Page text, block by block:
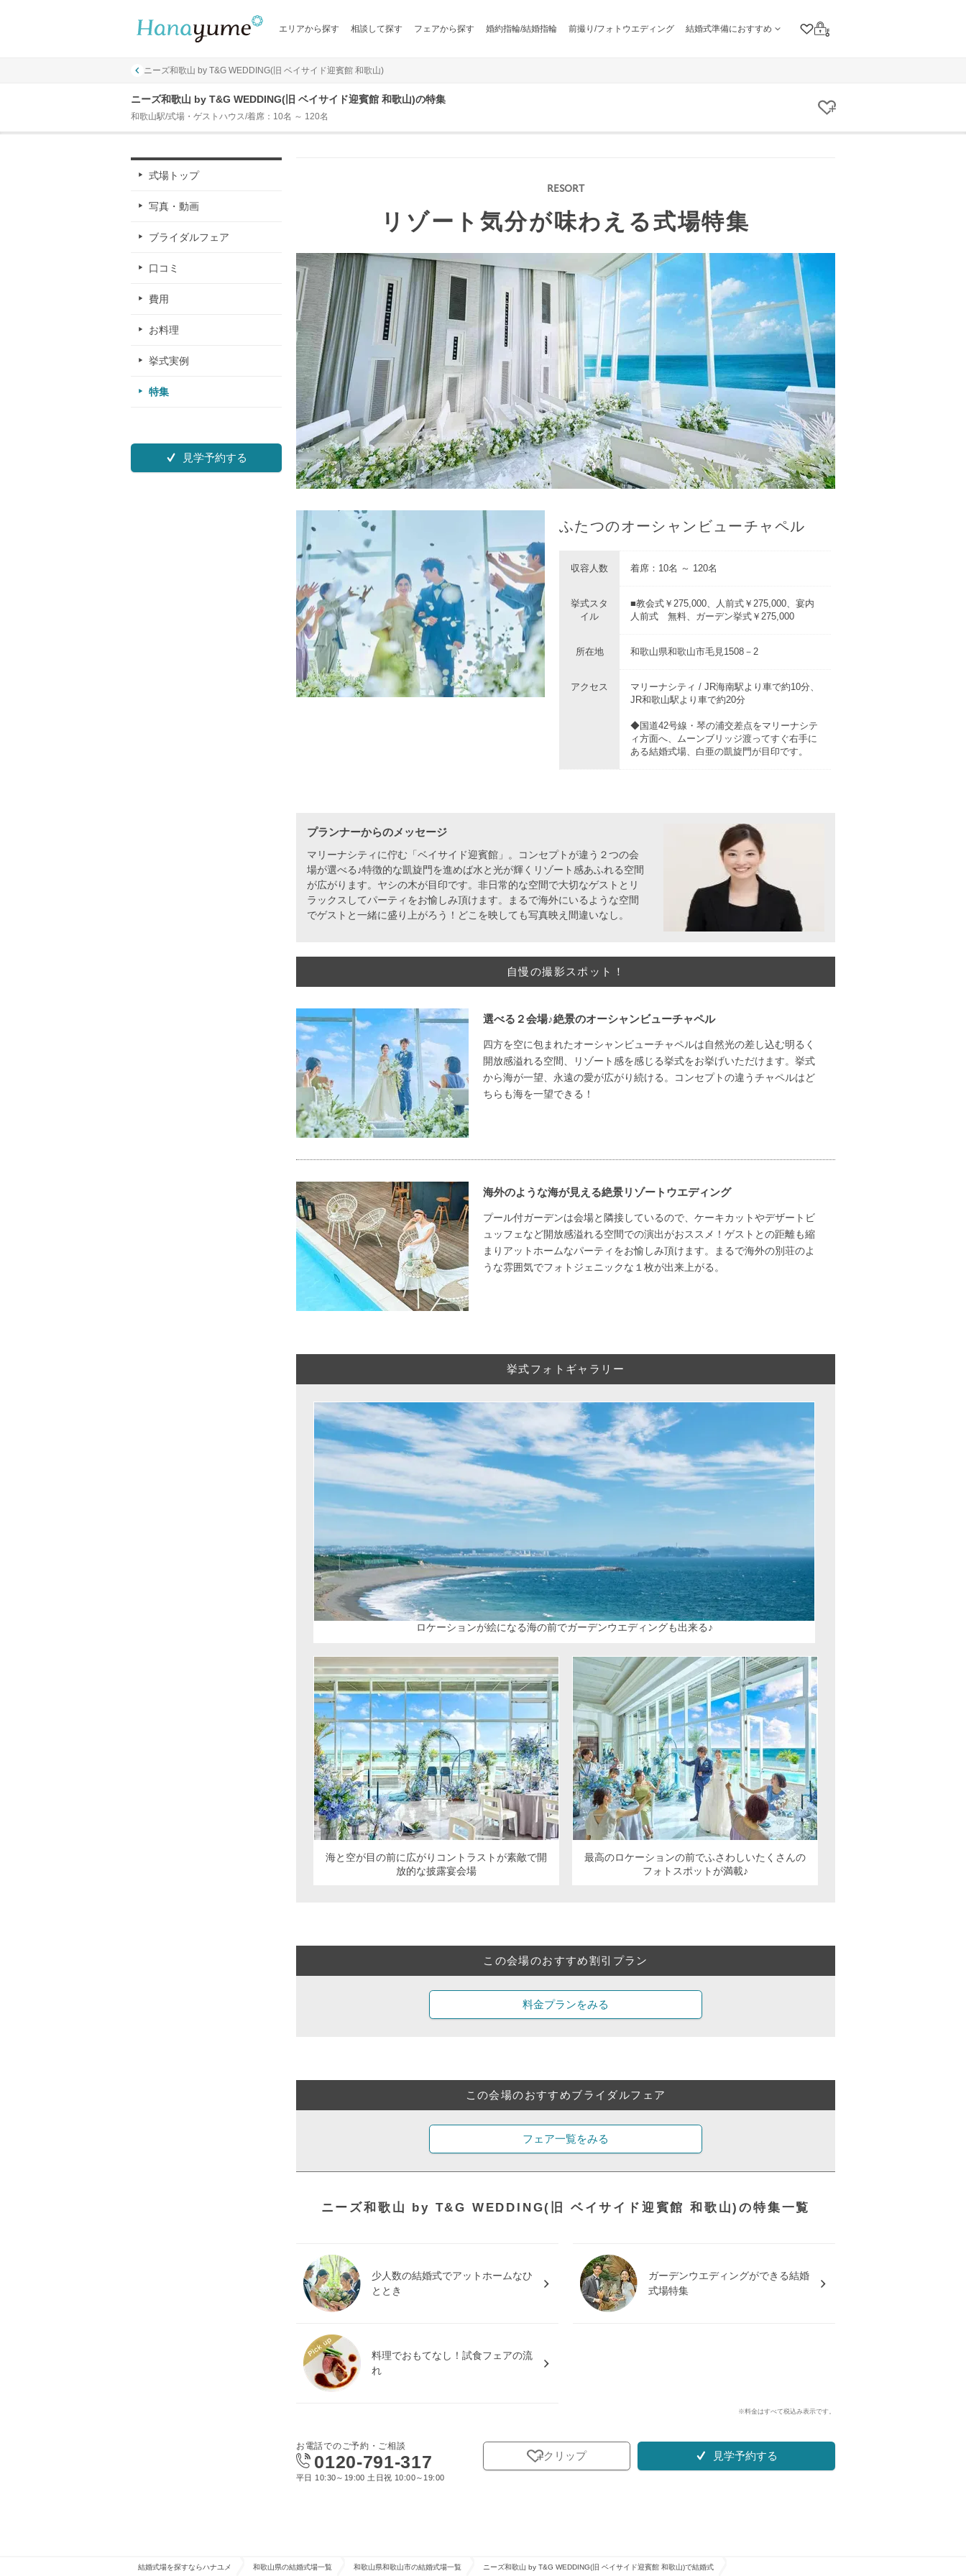
エリアから探す 相談して探す フェアから探す 婚約指輪/結婚指輪 前撮り/フォトウエディング 結婚式準備におすすめ
クリップリスト
ログイン
ニーズ和歌山 by T&G WEDDING(旧 ベイサイド迎賓館 和歌山)
ニーズ和歌山 by T&G WEDDING(旧 ベイサイド迎賓館 和歌山)の特集
和歌山駅/式場・ゲストハウス/着席：10名 ～ 120名 クリップする
式場トップ
写真・動画
ブライダルフェア
口コミ
費用
お料理
挙式実例
特集
見学予約する
リゾート気分が味わえる式場特集
ふたつのオーシャンビューチャペル
収容人数 着席：10名 ～ 120名
挙式スタ
イル
■教会式￥275,000、人前式￥275,000、宴内
人前式 無料、ガーデン挙式￥275,000
所在地 和歌山県和歌山市毛見1508－2
アクセス
マリーナシティ / JR海南駅より車で約10分、
JR和歌山駅より車で約20分
◆国道42号線・琴の浦交差点をマリーナシテ
ィ方面へ、ムーンブリッジ渡ってすぐ右手に
ある結婚式場、白亜の凱旋門が目印です。
プランナーからのメッセージ
マリーナシティに佇む「ベイサイド迎賓館」。コンセプトが違う２つの会
場が選べる♪特徴的な凱旋門を進めば水と光が輝くリゾート感あふれる空間
が広がります。ヤシの木が目印です。非日常的な空間で大切なゲストとリ
ラックスしてパーティをお愉しみ頂けます。まるで海外にいるような空間
でゲストと一緒に盛り上がろう！どこを映しても写真映え間違いなし。
自慢の撮影スポット！
選べる２会場♪絶景のオーシャンビューチャペル
四方を空に包まれたオーシャンビューチャペルは自然光の差し込む明るく
開放感溢れる空間、リゾート感を感じる挙式をお挙げいただけます。挙式
から海が一望、永遠の愛が広がり続ける。コンセプトの違うチャペルはど
ちらも海を一望できる！
海外のような海が見える絶景リゾートウエディング
プール付ガーデンは会場と隣接しているので、ケーキカットやデザートビ
ュッフェなど開放感溢れる空間での演出がおススメ！ゲストとの距離も縮
まりアットホームなパーティをお愉しみ頂けます。まるで海外の別荘のよ
うな雰囲気でフォトジェニックな１枚が出来上がる。
挙式フォトギャラリー
ロケーションが絵になる海の前でガーデンウエディングも出来る♪
海と空が目の前に広がりコントラストが素敵で開
放的な披露宴会場
最高のロケーションの前でふさわしいたくさんの
フォトスポットが満載♪
この会場のおすすめ割引プラン
料金プランをみる
この会場のおすすめブライダルフェア
フェア一覧をみる
ニーズ和歌山 by T&G WEDDING(旧 ベイサイド迎賓館 和歌山)の特集一覧
少人数の結婚式でアットホームなひ
ととき
ガーデンウエディングができる結婚
式場特集
料理でおもてなし！試食フェアの流
れ
※料金はすべて税込み表示です。
お電話でのご予約・ご相談
0120-791-317
平日 10:30～19:00 土日祝 10:00～19:00
クリップ 見学予約する
結婚式場を探すならハナユメ 和歌山県の結婚式場一覧 和歌山県和歌山市の結婚式場一覧 ニーズ和歌山 by T&G WEDDING(旧 ベイサイド迎賓館 和歌山)で結婚式